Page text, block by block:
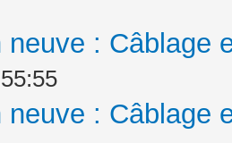
neuve : Câblage
neuve : Câblage